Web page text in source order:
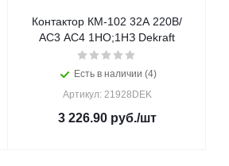
Контактор КМ-102 32А 220В/
АС3 АС4 1НО;1НЗ Dekraft
Есть в наличии (4)
Артикул: 21928DEK
3 226.90руб./шт